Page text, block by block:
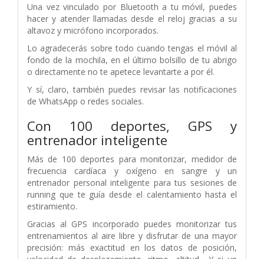
Una vez vinculado por Bluetooth a tu móvil, puedes
hacer y atender llamadas desde el reloj gracias a su
altavoz y micrófono incorporados.
Lo agradecerás sobre todo cuando tengas el móvil al
fondo de la mochila, en el último bolsillo de tu abrigo
o directamente no te apetece levantarte a por él.
Y sí, claro, también puedes revisar las notificaciones
de WhatsApp o redes sociales.
Con 100 deportes, GPS y
entrenador inteligente
Más de 100 deportes para monitorizar, medidor de
frecuencia cardíaca y oxígeno en sangre y un
entrenador personal inteligente para tus sesiones de
running que te guía desde el calentamiento hasta el
estiramiento.
Gracias al GPS incorporado puedes monitorizar tus
entrenamientos al aire libre y disfrutar de una mayor
precisión: más exactitud en los datos de posición,